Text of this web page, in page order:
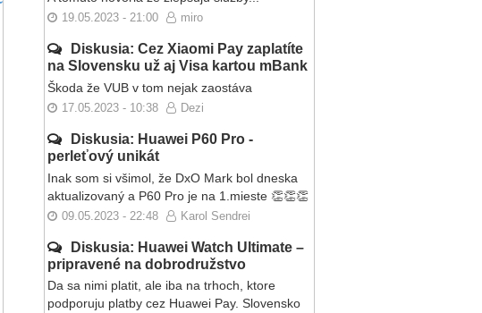
19.05.2023 - 21:00 miro
Diskusia: Cez Xiaomi Pay zaplatíte
na Slovensku už aj Visa kartou mBank
Škoda že VUB v tom nejak zaostáva
17.05.2023 - 10:38 Dezi
Diskusia: Huawei P60 Pro -
perleťový unikát
Inak som si všimol, že DxO Mark bol dneska
aktualizovaný a P60 Pro je na 1.mieste 👏👏👏
09.05.2023 - 22:48 Karol Sendrei
Diskusia: Huawei Watch Ultimate –
pripravené na dobrodružstvo
Da sa nimi platit, ale iba na trhoch, ktore
podporuju platby cez Huawei Pay. Slovensko